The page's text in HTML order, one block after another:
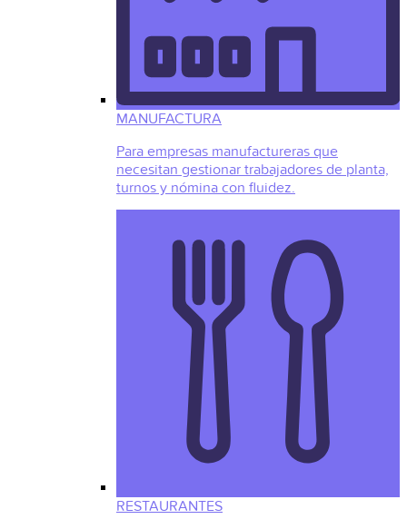
MANUFACTURA
Para empresas manufactureras que
necesitan gestionar trabajadores de planta,
turnos y nómina con fluidez.
RESTAURANTES